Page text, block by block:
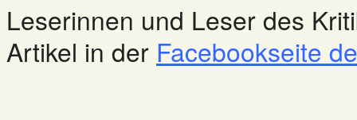
Leserinnen und Leser des
Artikel in der Facebookseite